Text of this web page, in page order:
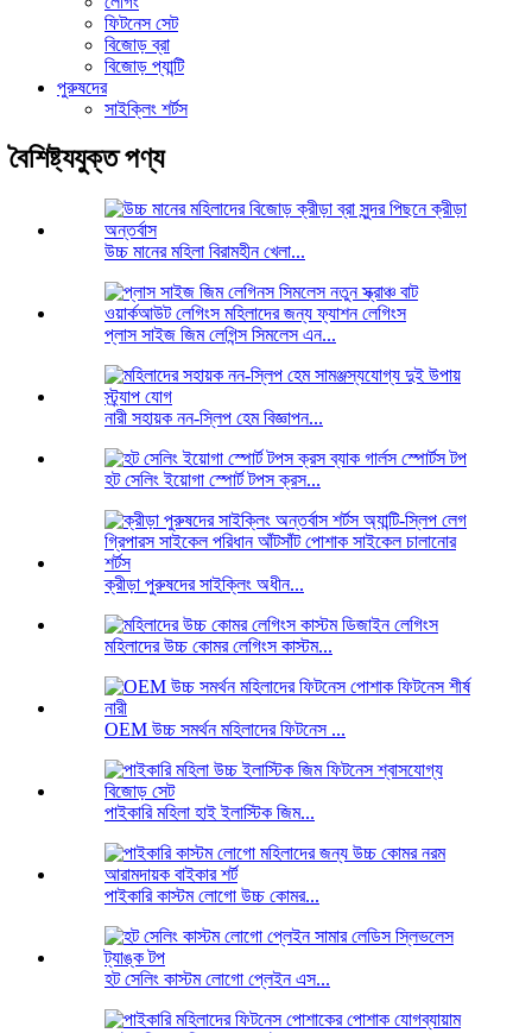
ফিটনেস সেট
বিজোড় ব্রা
বিজোড় প্যান্টি
পুরুষদের
সাইক্লিং শর্টস
বৈশিষ্ট্যযুক্ত পণ্য
উচ্চ মানের মহিলা বিরামহীন খেলা...
প্লাস সাইজ জিম লেগিন্স সিমলেস এন...
নারী সহায়ক নন-স্লিপ হেম বিজ্ঞাপন...
হট সেলিং ইয়োগা স্পোর্ট টপস ক্রস...
ক্রীড়া পুরুষদের সাইক্লিং অধীন...
মহিলাদের উচ্চ কোমর লেগিংস কাস্টম...
OEM উচ্চ সমর্থন মহিলাদের ফিটনেস ...
পাইকারি মহিলা হাই ইলাস্টিক জিম...
পাইকারি কাস্টম লোগো উচ্চ কোমর...
হট সেলিং কাস্টম লোগো প্লেইন এস...